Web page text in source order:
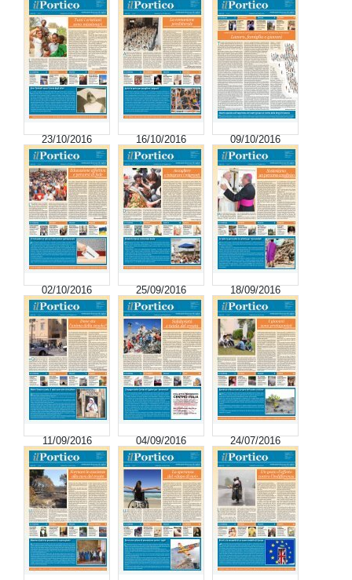
23/10/2016 16/10/2016 09/10/2016
02/10/2016 25/09/2016 18/09/2016
11/09/2016 04/09/2016 24/07/2016